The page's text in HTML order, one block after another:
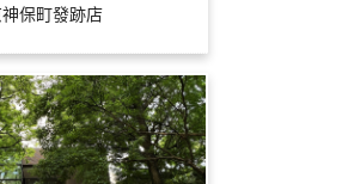
神保町發跡店